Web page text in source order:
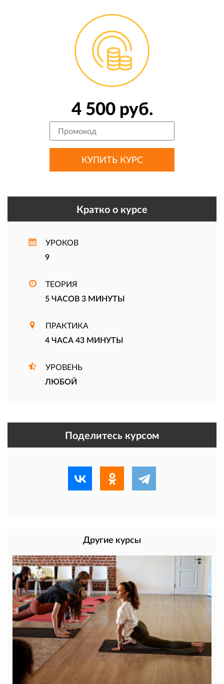
4 500 руб.
Кратко о курсе
УРОКОВ
9
ТЕОРИЯ
5 ЧАСОВ 3 МИНУТЫ
ПРАКТИКА
4 ЧАСА 43 МИНУТЫ
УРОВЕНЬ
ЛЮБОЙ
Поделитесь курсом
Другие курсы